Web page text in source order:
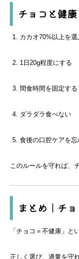
チョコと健
カカオ70%以上を選
1日20g程度にする
間食時間を固定する
ダラダラ食べない
食後の口腔ケアを忘
このルールを守れば、
まとめ｜チ
「チョコ＝不健康」と
正しく選び、適量を守